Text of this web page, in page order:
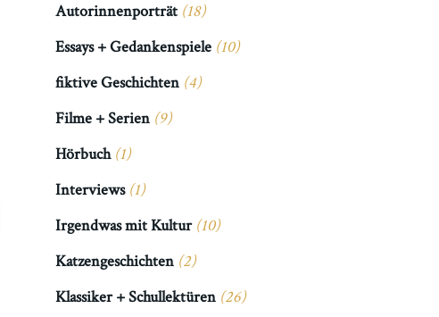
Autorinnenporträt (18)
Essays + Gedankenspiele (10)
fiktive Geschichten (4)
Filme + Serien (9)
Hörbuch(1)
Interviews(1)
Irgendwas mit Kultur(10)
Katzengeschichten (2)
Klassiker + Schullektüren (26)